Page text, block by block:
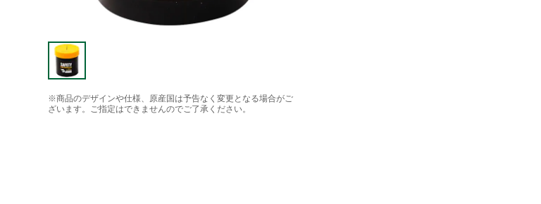
※商品のデザインや仕様、原産国は予告なく変更となる場合がご
ざいます。ご指定はできませんのでご了承ください。